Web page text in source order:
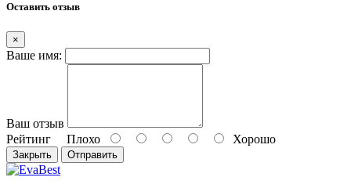
Оставить отзыв
×
Ваше имя:
Ваш отзыв
Рейтинг Плохо Хорошо
Закрыть Отправить